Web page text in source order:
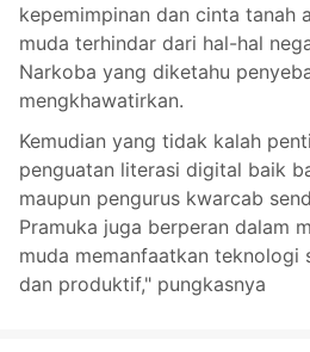
kepemimpinan dan cinta tanah
muda terhindar dari hal-hal
Narkoba yang diketahu
mengkhawatirkan.
Kemudian yang tidak kalah
penguatan literasi digital baik
maupun pengurus kwarcab
Pramuka juga berperan dalam
muda memanfaatkan teknologi
dan produktif," pungkasnya